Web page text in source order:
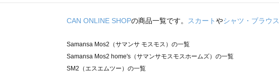
CAN ONLINE SHOPの商品一覧です。 スカートやシャツ・ブラウス
Samansa Mos2（サマンサ モスモス）の一覧
Samansa Mos2 home's（サマンサモスモスホームズ）の一覧
SM2（エスエムツー）の一覧